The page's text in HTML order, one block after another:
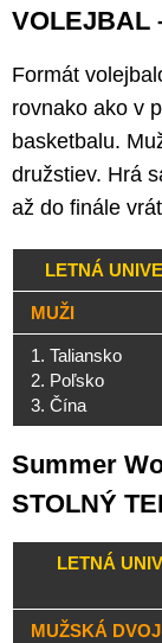
VOLEJBAL
Formát
rovnako ako v
basketbalu.
družstiev. Hrá
až do finále
LETNÁ
MUŽI
1. Taliansko
2. Poľsko
3. Čína
Summer
STOLNÝ
LETNÁ
MUŽSKÁ